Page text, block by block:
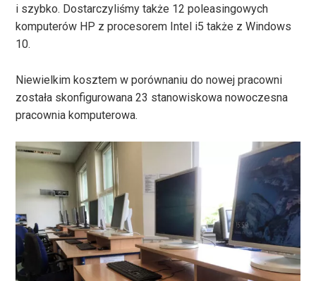
i szybko. Dostarczyliśmy także 12 poleasingowych
komputerów HP z procesorem Intel i5 także z Windows
10.
Niewielkim kosztem w porównaniu do nowej pracowni
została skonfigurowana 23 stanowiskowa nowoczesna
pracownia komputerowa.